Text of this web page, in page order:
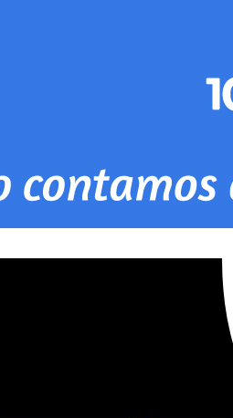
los